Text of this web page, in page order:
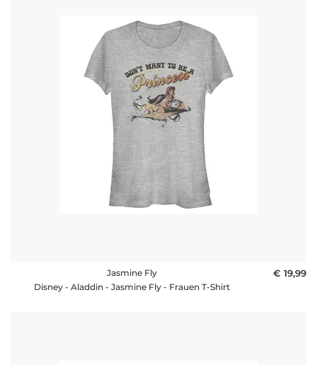
Jasmine Fly
Disney - Aladdin - Jasmine Fly - Frauen T-Shirt
€ 19,99